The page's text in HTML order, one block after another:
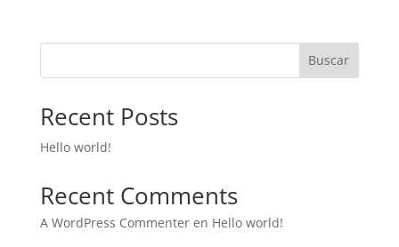
Buscar
Recent Posts
Hello world!
Recent Comments
A WordPress Commenteren Hello world!